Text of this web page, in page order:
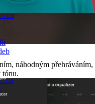
náhodným přehráváním,
tónu.